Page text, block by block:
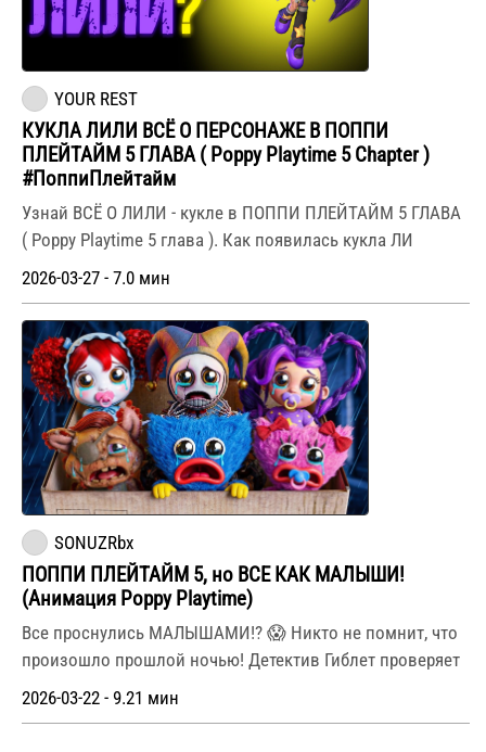
YOUR REST
КУКЛА ЛИЛИ ВСЁ О ПЕРСОНАЖЕ В ПОППИ
ПЛЕЙТАЙМ 5 ГЛАВА ( Poppy Playtime 5 Chapter )
#ПоппиПлейтайм
Узнай ВСЁ О ЛИЛИ - кукле в ПОППИ ПЛЕЙТАЙМ 5 ГЛАВА
( Poppy Playtime 5 глава ). Как появилась кукла ЛИ
2026-03-27 - 7.0 мин
SONUZRbx
ПОППИ ПЛЕЙТАЙМ 5, но ВСЕ КАК МАЛЫШИ!
(Анимация Poppy Playtime)
Все проснулись МАЛЫШАМИ!? 😱 Никто не помнит, что
произошло прошлой ночью! Детектив Гиблет проверяет
2026-03-22 - 9.21 мин